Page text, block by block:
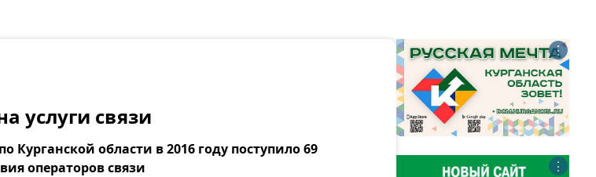
услуги связи
Курганской области в 2016 году поступило 69
операторов связи
⋮
⋮